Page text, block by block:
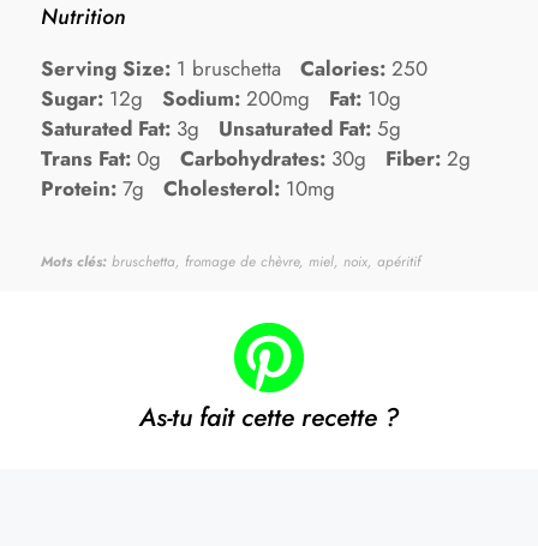
Nutrition
Serving Size: 1 bruschetta Calories: 250
Sugar: 12g Sodium: 200mg Fat: 10g
Saturated Fat: 3g Unsaturated Fat: 5g
Trans Fat: 0g Carbohydrates: 30g Fiber: 2g
Protein: 7g Cholesterol: 10mg
Mots clés: bruschetta, fromage de chèvre, miel, noix, apéritif
As-tu fait cette recette ?